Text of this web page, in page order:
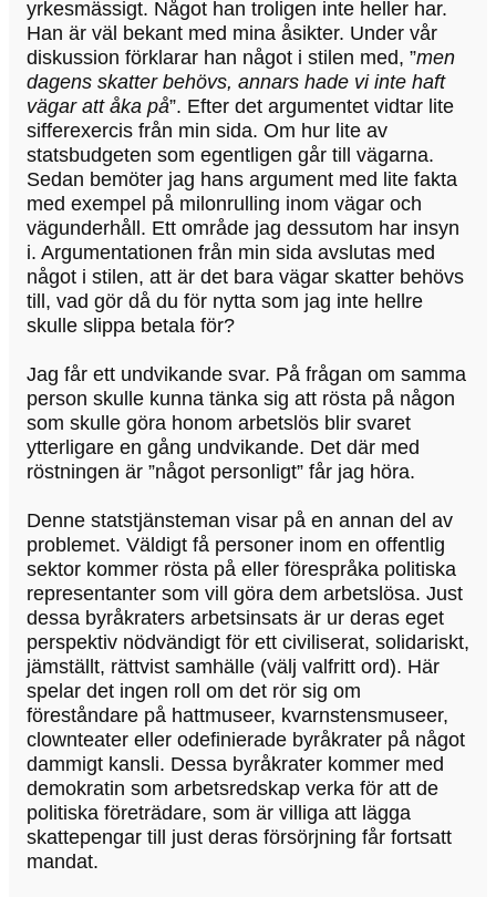
yrkesmässigt. Något han troligen inte heller har.
Han är väl bekant med mina åsikter. Under vår
diskussion förklarar han något i stilen med, ”men
dagens skatter behövs, annars hade vi inte haft
vägar att åka på”. Efter det argumentet vidtar lite
sifferexercis från min sida. Om hur lite av
statsbudgeten som egentligen går till vägarna.
Sedan bemöter jag hans argument med lite fakta
med exempel på milonrulling inom vägar och
vägunderhåll. Ett område jag dessutom har insyn
i. Argumentationen från min sida avslutas med
något i stilen, att är det bara vägar skatter behövs
till, vad gör då du för nytta som jag inte hellre
skulle slippa betala för?
Jag får ett undvikande svar. På frågan om samma
person skulle kunna tänka sig att rösta på någon
som skulle göra honom arbetslös blir svaret
ytterligare en gång undvikande. Det där med
röstningen är ”något personligt” får jag höra.
Denne statstjänsteman visar på en annan del av
problemet. Väldigt få personer inom en offentlig
sektor kommer rösta på eller förespråka politiska
representanter som vill göra dem arbetslösa. Just
dessa byråkraters arbetsinsats är ur deras eget
perspektiv nödvändigt för ett civiliserat, solidariskt,
jämställt, rättvist samhälle (välj valfritt ord). Här
spelar det ingen roll om det rör sig om
föreståndare på hattmuseer, kvarnstensmuseer,
clownteater eller odefinierade byråkrater på något
dammigt kansli. Dessa byråkrater kommer med
demokratin som arbetsredskap verka för att de
politiska företrädare, som är villiga att lägga
skattepengar till just deras försörjning får fortsatt
mandat.